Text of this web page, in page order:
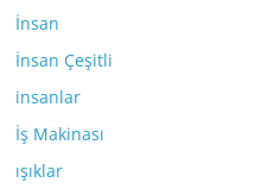
İnsan
İnsan Çeşitli
insanlar
İş Makinası
ışıklar